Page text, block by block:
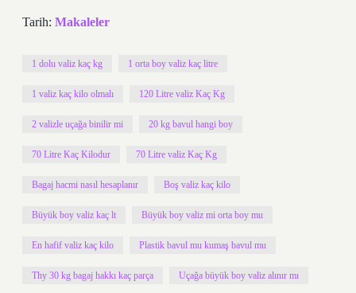
Tarih: Makaleler
1 dolu valiz kaç kg 1 orta boy valiz kaç litre
1 valiz kaç kilo olmalı 120 Litre valiz Kaç Kg
2 valizle uçağa binilir mi 20 kg bavul hangi boy
70 Litre Kaç Kilodur 70 Litre valiz Kaç Kg
Bagaj hacmi nasıl hesaplanır Boş valiz kaç kilo
Büyük boy valiz kaç lt Büyük boy valiz mi orta boy mu
En hafif valiz kaç kilo Plastik bavul mu kumaş bavul mu
Thy 30 kg bagaj hakkı kaç parça Uçağa büyük boy valiz alınır mı